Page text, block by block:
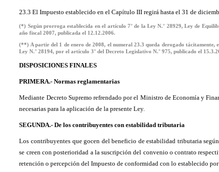
23.3 El Impuesto establecido en el Capítulo III regirá hasta el 31 de
(*) Según prorroga establecida en el artículo 7° de la Ley N.° 28929, Ley de
año fiscal 2007, publicada el 12.12.2006.
(**) A partir del 1 de enero de 2008, el numeral 23.3 queda derogado
Ley N.° 28194, por el artículo 3° del Decreto Legislativo N.° 975, publicado el
DISPOSICIONES FINALES
PRIMERA.- Normas reglamentarias
Mediante Decreto Supremo refrendado por el Ministro de Economía y
necesarias para la aplicación de la presente Ley.
SEGUNDA.- De los contribuyentes con estabilidad tributaria
Los contribuyentes que gocen del beneficio de estabilidad tributaria
se creen con posterioridad a la suscripción del convenio o contrato
retención o percepción del Impuesto de conformidad con lo establecido